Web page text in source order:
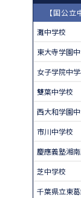
【国公
灘中学校
東大寺学園
女子学院中
雙葉中学校
西大和学園
市川中学校
慶應義塾湘
芝中学校
千葉県立東